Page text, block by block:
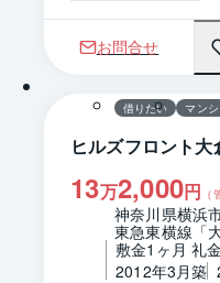
お問合せ
借りたい マン
ヒルズフロント大
13万2,000円
神奈川県横浜
東急東横線「
敷金1ヶ月 礼
2012年3月築